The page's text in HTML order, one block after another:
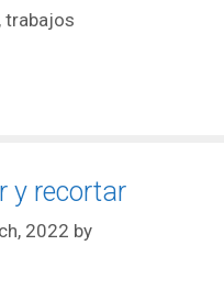
, trabajos
y recortar
2022 by